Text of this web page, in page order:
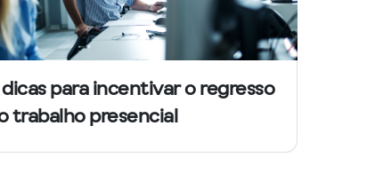
para incentivar o regresso
trabalho presencial